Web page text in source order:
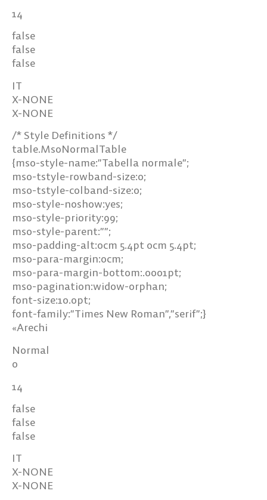
14
false
false
false
IT
X-NONE
X-NONE
/* Style Definitions */
table.MsoNormalTable
{mso-style-name:”Tabella normale”;
mso-tstyle-rowband-size:0;
mso-tstyle-colband-size:0;
mso-style-noshow:yes;
mso-style-priority:99;
mso-style-parent:””;
mso-padding-alt:0cm 5.4pt 0cm 5.4pt;
mso-para-margin:0cm;
mso-para-margin-bottom:.0001pt;
mso-pagination:widow-orphan;
font-size:10.0pt;
font-family:”Times New Roman”,”serif”;}
«Arechi
Normal
0
14
false
false
false
IT
X-NONE
X-NONE